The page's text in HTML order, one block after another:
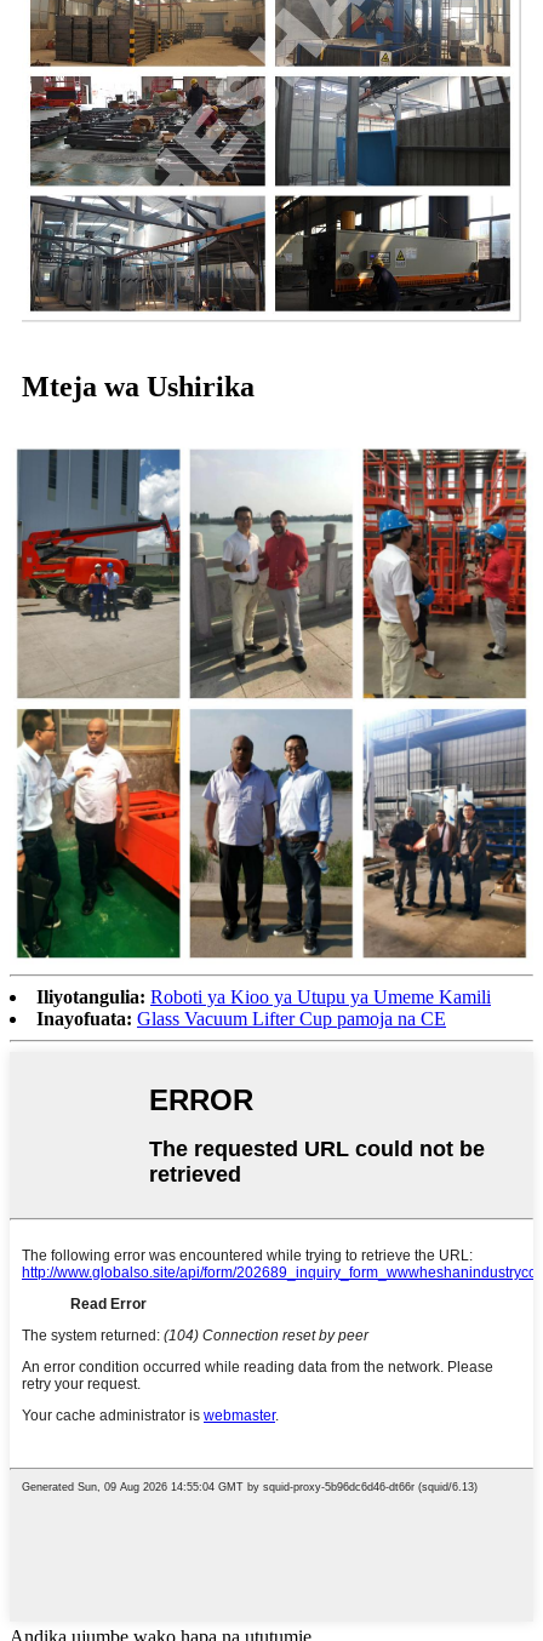
Mteja wa Ushirika
Iliyotangulia: Roboti ya Kioo ya Utupu ya Umeme Kamili
Inayofuata: Glass Vacuum Lifter Cup pamoja na CE
Andika ujumbe wako hapa na ututumie